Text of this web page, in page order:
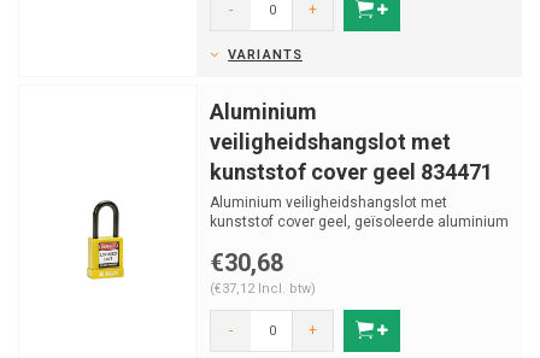
- +
VARIANTS
Aluminium
veiligheidshangslot met
kunststof cover geel 834471
Aluminium veiligheidshangslot met
kunststof cover geel, geïsoleerde aluminium
€30,68
(€37,12 Incl. btw)
- +